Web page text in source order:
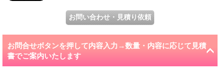
お問合せボタンを押して内容入力→数量・内容に応じて見積
書でご案内いたします